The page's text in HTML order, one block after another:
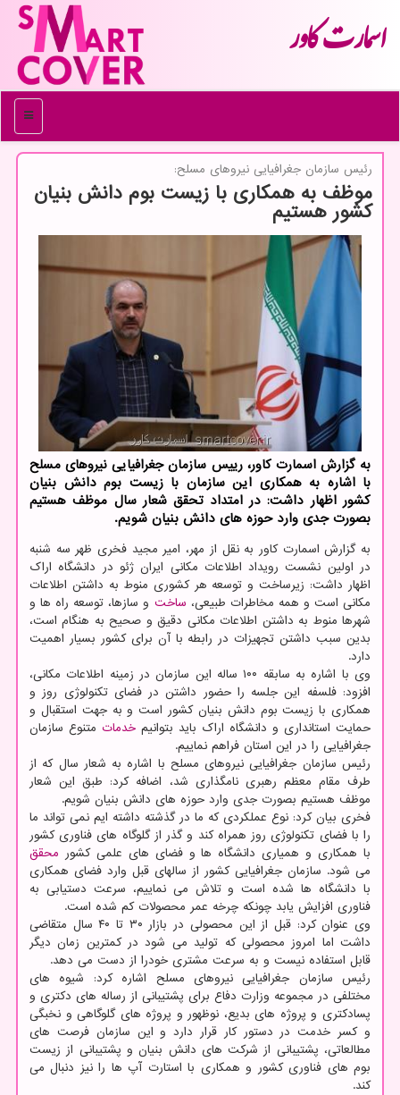
اسمارت كاور
منو
رئیس سازمان جغرافیایی نیروهای مسلح:
موظف به همکاری با زیست بوم دانش بنیان
کشور هستیم
به گزارش اسمارت کاور، رییس سازمان جغرافیایی نیروهای مسلح
با اشاره به همکاری این سازمان با زیست بوم دانش بنیان
کشور اظهار داشت: در امتداد تحقق شعار سال موظف هستیم
بصورت جدی وارد حوزه های دانش بنیان شویم.
به گزارش اسمارت کاور به نقل از مهر، امیر مجید فخری ظهر سه شنبه
در اولین نشست رویداد اطلاعات مکانی ایران ژئو در دانشگاه اراک
اظهار داشت: زیرساخت و توسعه هر کشوری منوط به داشتن اطلاعات
مکانی است و همه مخاطرات طبیعی، ساخت و سازها، توسعه راه ها و
شهرها منوط به داشتن اطلاعات مکانی دقیق و صحیح به هنگام است،
بدین سبب داشتن تجهیزات در رابطه با آن برای کشور بسیار اهمیت
دارد.
وی با اشاره به سابقه ۱۰۰ ساله این سازمان در زمینه اطلاعات مکانی،
افزود: فلسفه این جلسه را حضور داشتن در فضای تکنولوژی روز و
همکاری با زیست بوم دانش بنیان کشور است و به جهت استقبال و
حمایت استانداری و دانشگاه اراک باید بتوانیم خدمات متنوع سازمان
جغرافیایی را در این استان فراهم نماییم.
رئیس سازمان جغرافیایی نیروهای مسلح با اشاره به شعار سال که از
طرف مقام معظم رهبری نامگذاری شد، اضافه کرد: طبق این شعار
موظف هستیم بصورت جدی وارد حوزه های دانش بنیان شویم.
فخری بیان کرد: نوع عملکردی که ما در گذشته داشته ایم نمی تواند ما
را با فضای تکنولوژی روز همراه کند و گذر از گلوگاه های فناوری کشور
با همکاری و همیاری دانشگاه ها و فضای های علمی کشور محقق
می شود. سازمان جغرافیایی کشور از سالهای قبل وارد فضای همکاری
با دانشگاه ها شده است و تلاش می نماییم، سرعت دستیابی به
فناوری افزایش یابد چونکه چرخه عمر محصولات کم شده است.
وی عنوان کرد: قبل از این محصولی در بازار ۳۰ تا ۴۰ سال متقاضی
داشت اما امروز محصولی که تولید می شود در کمترین زمان دیگر
قابل استفاده نیست و به سرعت مشتری خودرا از دست می دهد.
رئیس سازمان جغرافیایی نیروهای مسلح اشاره کرد: شیوه های
مختلفی در مجموعه وزارت دفاع برای پشتیبانی از رساله های دکتری و
پسادکتری و پروژه های بدیع، نوظهور و پروژه های گلوگاهی و نخبگی
و کسر خدمت در دستور کار قرار دارد و این سازمان فرصت های
مطالعاتی، پشتیبانی از شرکت های دانش بنیان و پشتیبانی از زیست
بوم های فناوری کشور و همکاری با استارت آپ ها را نیز دنبال می
کند.